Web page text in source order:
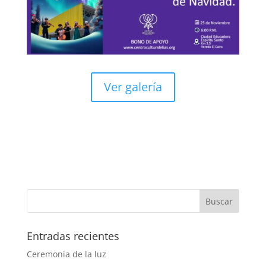
Ver galería
Entradas recientes
Ceremonia de la luz